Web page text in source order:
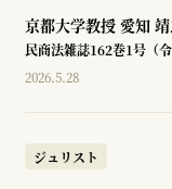
京都大学教授 愛知 靖
民商法雑誌162巻1号（
2026.5.28
ジュリスト